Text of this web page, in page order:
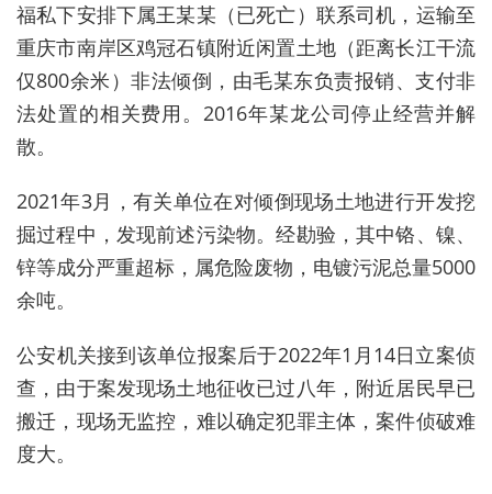
福私下安排下属王某某（已死亡）联系司机，运输至
重庆市南岸区鸡冠石镇附近闲置土地（距离长江干流
仅800余米）非法倾倒，由毛某东负责报销、支付非
法处置的相关费用。2016年某龙公司停止经营并解
散。
2021年3月，有关单位在对倾倒现场土地进行开发挖
掘过程中，发现前述污染物。经勘验，其中铬、镍、
锌等成分严重超标，属危险废物，电镀污泥总量5000
余吨。
公安机关接到该单位报案后于2022年1月14日立案侦
查，由于案发现场土地征收已过八年，附近居民早已
搬迁，现场无监控，难以确定犯罪主体，案件侦破难
度大。